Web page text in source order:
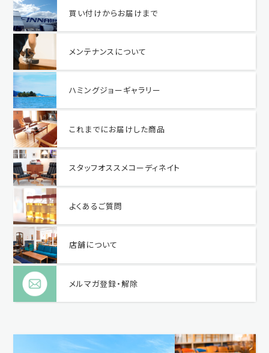
買い付けからお届けまで
メンテナンスについて
ハミングジョーギャラリー
これまでにお届けした商品
スタッフオススメコーディネイト
よくあるご質問
店舗について
メルマガ登録・解除